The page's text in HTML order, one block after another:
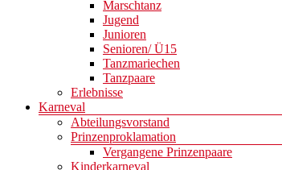
Marschtanz
Jugend
Junioren
Senioren/ Ü15
Tanzmariechen
Tanzpaare
Erlebnisse
Karneval
Abteilungsvorstand
Prinzenproklamation
Vergangene Prinzenpaare
Kinderkarneval